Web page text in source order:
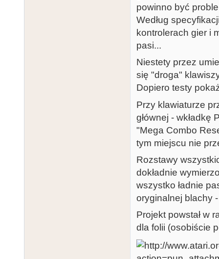
powinno być
Według
kontrolerach gier i
pasi...
Niestety przez
się "droga"
Dopiero testy
Przy klawiaturze
głównej -
"Mega Combo
tym miejscu nie
Rozstawy
dokładnie
wszystko ładnie
oryginalnej blachy
Projekt powstał w
dla folii (osobiście